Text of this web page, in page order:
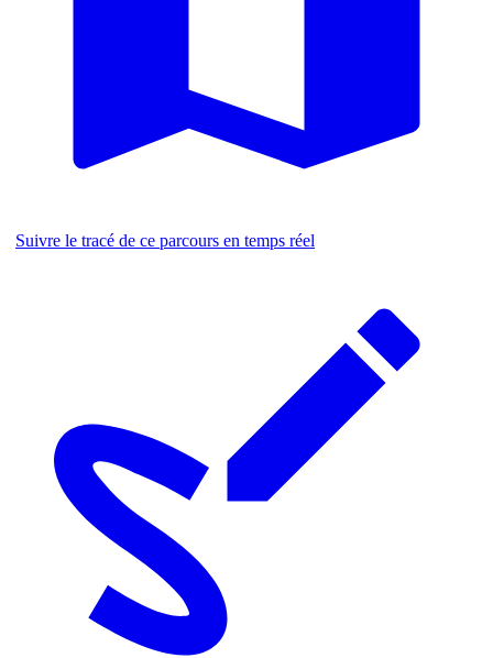
Suivre le tracé de ce parcours en temps réel